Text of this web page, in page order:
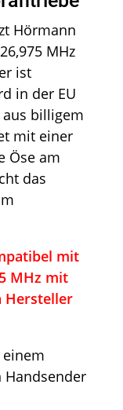
Hörmann
MHz
ist
in der EU
billigem
mit einer
Öse am
das
mit
MHz mit
Hersteller